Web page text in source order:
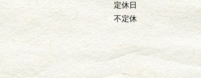
定休日
不定休